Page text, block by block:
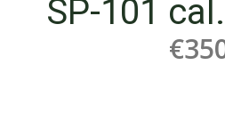
SP-101